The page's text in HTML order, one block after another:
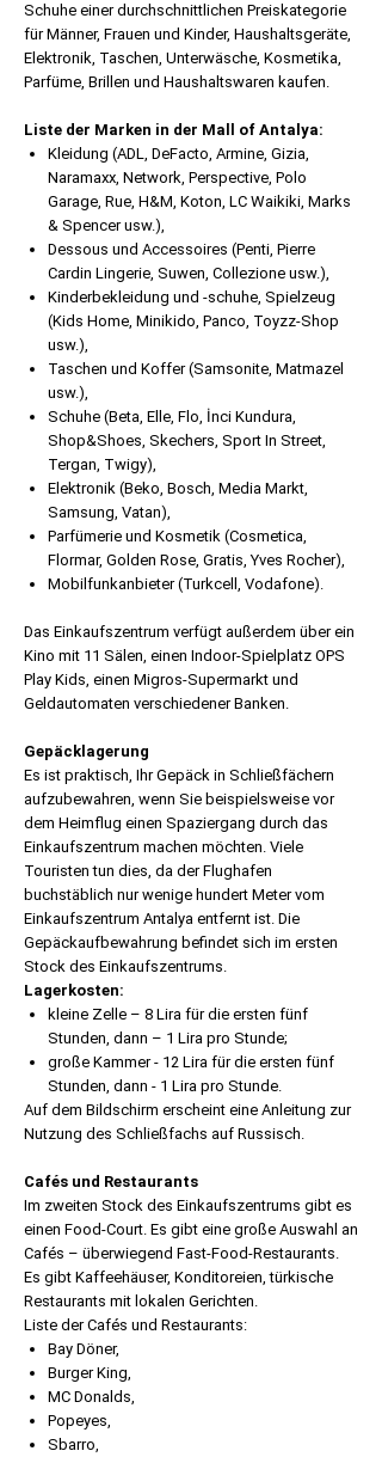
Schuhe einer durchschnittlichen Preiskategorie
für Männer, Frauen und Kinder, Haushaltsgeräte,
Elektronik, Taschen, Unterwäsche, Kosmetika,
Parfüme, Brillen und Haushaltswaren kaufen.
Liste der Marken in der Mall of Antalya:
Kleidung (ADL, DeFacto, Armine, Gizia,
Naramaxx, Network, Perspective, Polo
Garage, Rue, H&M, Koton, LC Waikiki, Marks
& Spencer usw.),
Dessous und Accessoires (Penti, Pierre
Cardin Lingerie, Suwen, Collezione usw.),
Kinderbekleidung und -schuhe, Spielzeug
(Kids Home, Minikido, Panco, Toyzz-Shop
usw.),
Taschen und Koffer (Samsonite, Matmazel
usw.),
Schuhe (Beta, Elle, Flo, İnci Kundura,
Shop&Shoes, Skechers, Sport In Street,
Tergan, Twigy),
Elektronik (Beko, Bosch, Media Markt,
Samsung, Vatan),
Parfümerie und Kosmetik (Cosmetica,
Flormar, Golden Rose, Gratis, Yves Rocher),
Mobilfunkanbieter (Turkcell, Vodafone).
Das Einkaufszentrum verfügt außerdem über ein
Kino mit 11 Sälen, einen Indoor-Spielplatz OPS
Play Kids, einen Migros-Supermarkt und
Geldautomaten verschiedener Banken.
Gepäcklagerung
Es ist praktisch, Ihr Gepäck in Schließfächern
aufzubewahren, wenn Sie beispielsweise vor
dem Heimflug einen Spaziergang durch das
Einkaufszentrum machen möchten. Viele
Touristen tun dies, da der Flughafen
buchstäblich nur wenige hundert Meter vom
Einkaufszentrum Antalya entfernt ist. Die
Gepäckaufbewahrung befindet sich im ersten
Stock des Einkaufszentrums.
Lagerkosten:
kleine Zelle – 8 Lira für die ersten fünf
Stunden, dann – 1 Lira pro Stunde;
große Kammer - 12 Lira für die ersten fünf
Stunden, dann - 1 Lira pro Stunde.
Auf dem Bildschirm erscheint eine Anleitung zur
Nutzung des Schließfachs auf Russisch.
Cafés und Restaurants
Im zweiten Stock des Einkaufszentrums gibt es
einen Food-Court. Es gibt eine große Auswahl an
Cafés – überwiegend Fast-Food-Restaurants.
Es gibt Kaffeehäuser, Konditoreien, türkische
Restaurants mit lokalen Gerichten.
Liste der Cafés und Restaurants:
Bay Döner,
Burger King,
MC Donalds,
Popeyes,
Sbarro,